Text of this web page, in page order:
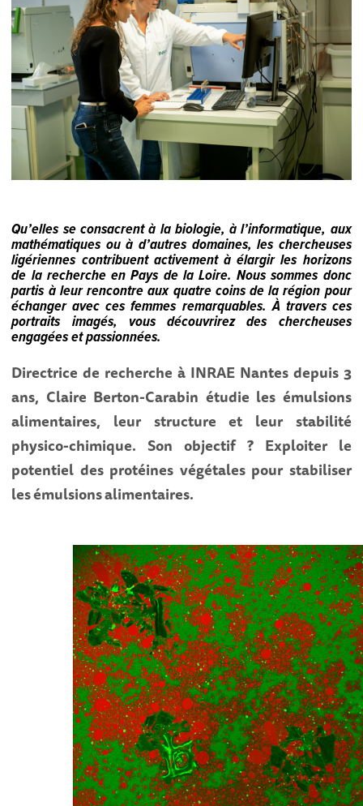
Qu’elles se consacrent à la biologie, à l’informatique, aux
mathématiques ou à d’autres domaines, les chercheuses
ligériennes contribuent activement à élargir les horizons
de la recherche en Pays de la Loire. Nous sommes donc
partis à leur rencontre aux quatre coins de la région pour
échanger avec ces femmes remarquables. À travers ces
portraits imagés, vous découvrirez des chercheuses
engagées et passionnées.
Directrice de recherche à INRAE Nantes depuis 3
ans, Claire Berton-Carabin étudie les émulsions
alimentaires, leur structure et leur stabilité
physico-chimique. Son objectif ? Exploiter le
potentiel des protéines végétales pour stabiliser
les émulsions alimentaires.